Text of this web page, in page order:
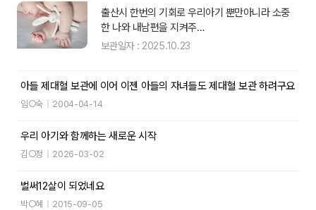
출산시 한번의 기회로 우리아기 뿐만아니라 소중
한 나와 내남편을 지켜주…
보관일자 : 2025.10.23
아들 제대혈 보관에 이어 이젠 아들의 자녀들도 제대혈 보관 하려구요
임○숙 2004-04-14
우리 아기와 함께하는 새로운 시작
김○정 2026-03-02
벌써12살이 되었네요
박○혜 2015-09-05